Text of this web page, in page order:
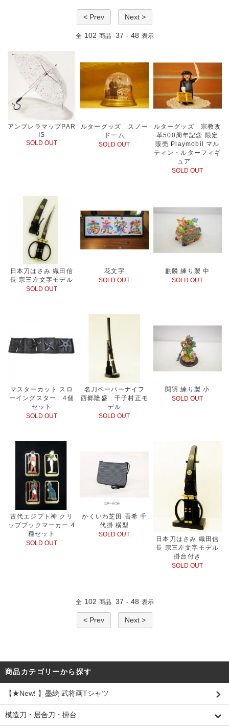
< Prev Next >
全 102 商品 37 - 48 表示
アンブレラマップPAR
IS
SOLD OUT
ルターグッズ スノー
ドーム
SOLD OUT
ルターグッズ 宗教改
革500周年記念 限定
販売 Playmobil マル
ティン・ルターフィギ
ュア
SOLD OUT
日本刀はさみ 織田信
長 宗三左文字モデル
SOLD OUT
花文字
SOLD OUT
麒麟 練り製 中
SOLD OUT
マスターカット スロ
ーイングスター 4個
セット
SOLD OUT
名刀ペーパーナイフ
西郷隆盛 千子村正モ
デル
SOLD OUT
関羽 練り製 小
SOLD OUT
古代エジプト神 クリ
ップブックマーカー 4
種セット
SOLD OUT
かくいわ芝田 吾希 千
代掛 横型
SOLD OUT
日本刀はさみ 織田信
長 宗三左文字モデル
掛台付き
SOLD OUT
全 102 商品 37 - 48 表示
< Prev Next >
商品カテゴリーから探す
【★New! 】墨絵 武将画Tシャツ
模造刀・居合刀・掛台